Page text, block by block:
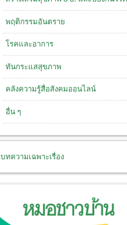
พฤติกรรมอันตราย
โรคและอาการ
ทันกระแสสุขภาพ
คลังความรู้สื่อสังคมออนไลน์
อื่น ๆ
บทความเฉพาะเรื่อง